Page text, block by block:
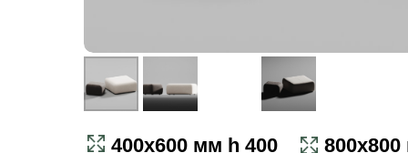
400х600 мм h 400